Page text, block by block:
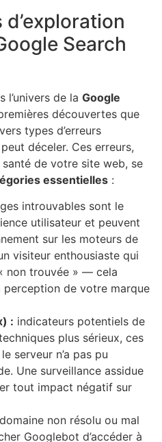
d’exploration
Search
l’univers de la Google
découvertes que
types d’erreurs
déceler. Ces erreurs,
de votre site web, se
essentielles :
introuvables sont le
utilisateur et peuvent
sur les moteurs de
visiteur enthousiaste qui
non trouvée » — cela
de votre marque
: indicateurs potentiels de
plus sérieux, ces
serveur n’a pas pu
Une surveillance assidue
tout impact négatif sur
non résolu ou mal
Googlebot d’accéder à